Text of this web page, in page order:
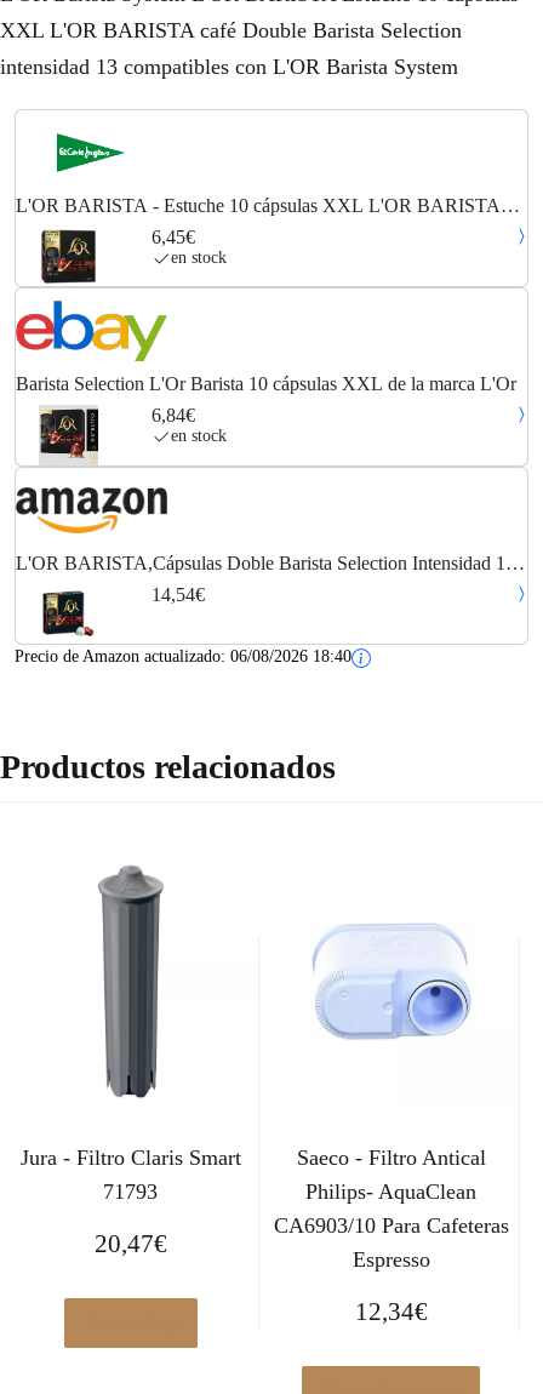
XXL L'OR BARISTA café Double Barista Selection
intensidad 13 compatibles con L'OR Barista System
L'OR BARISTA - Estuche 10 cápsulas XXL L'OR BARISTA
café Double Barista Selection intensidad 13 compatibles con L'OR
Barista System.
6,45€
en stock
Barista Selection L'Or Barista 10 cápsulas XXL de la marca L'Or
6,84€
en stock
L'OR BARISTA,Cápsulas Doble Barista Selection Intensidad 13 -
Exclusivas para cafeteras L'OR BARISTA (1 pack, 10 cápsulas en
total)
14,54€
Precio de Amazon actualizado: 06/08/2026 18:40
Productos relacionados
Jura - Filtro Claris Smart
71793
20,47€
Saeco - Filtro Antical
Philips- AquaClean
CA6903/10 Para Cafeteras
Espresso
12,34€